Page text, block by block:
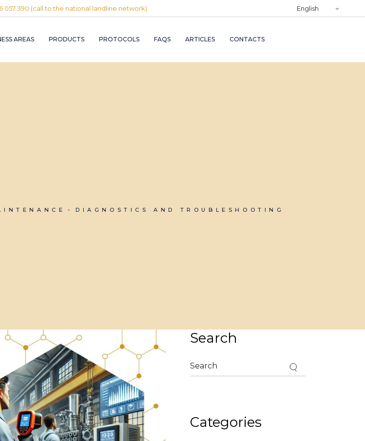
057 390 (call to the national landline network) English
AREAS PRODUCTS PROTOCOLS FAQS ARTICLES CONTACTS
DIAGNOSTICS AND TROUBLESHOOTING
Search
Categories